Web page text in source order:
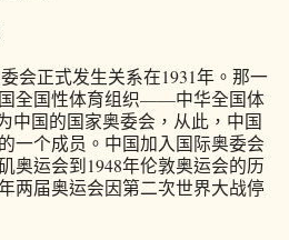
会正式发生关系在1931年。那一
全国性体育组织——中华全国体
中国的国家奥委会，从此，中国
一个成员。中国加入国际奥委会
奥运会到1948年伦敦奥运会的历
两届奥运会因第二次世界大战停